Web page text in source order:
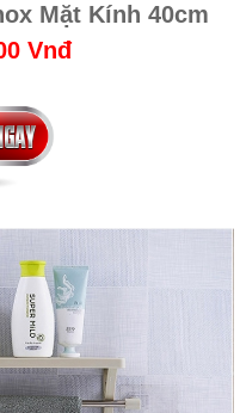
Mặt Kính 40cm
Vnđ